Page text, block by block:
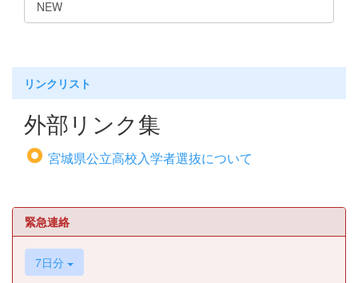
NEW
リンクリスト
外部リンク集
宮城県公立高校入学者選抜について
緊急連絡
7日分